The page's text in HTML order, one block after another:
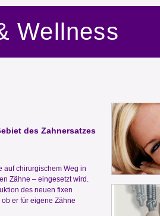
Wellness
des Zahnersatzes
auf chirurgischem Weg in
Zähne – eingesetzt wird.
des neuen fixen
er für eigene Zähne